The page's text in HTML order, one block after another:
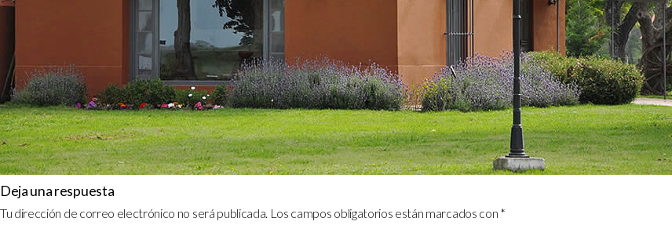
Deja una respuesta
Tu dirección de correo electrónico no será publicada. Los campos obligatorios están marcados con *